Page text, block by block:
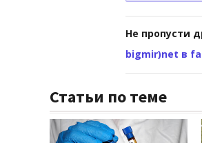
Не пропусти
bigmir)net в
Статьи по теме